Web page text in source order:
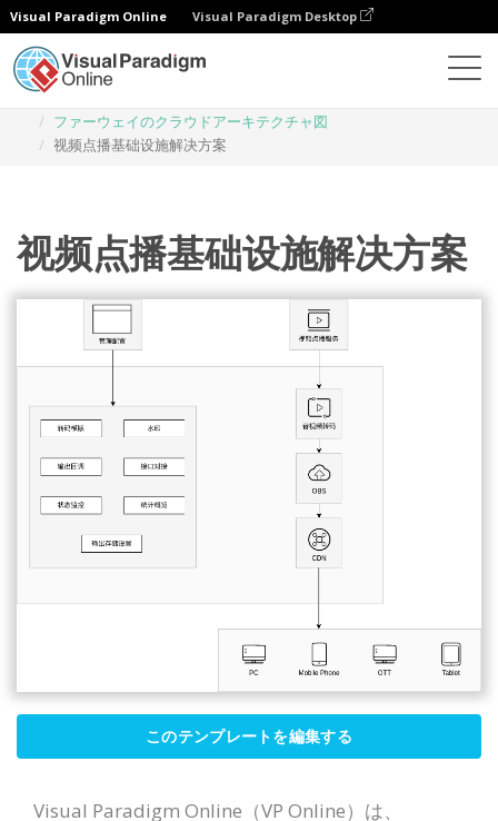
Visual Paradigm Online Visual Paradigm Desktop
ファーウェイのクラウドアーキテクチャ図
视频点播基础设施解决方案
视频点播基础设施解决方案
このテンプレートを編集する
Visual Paradigm Online（VP Online）は、